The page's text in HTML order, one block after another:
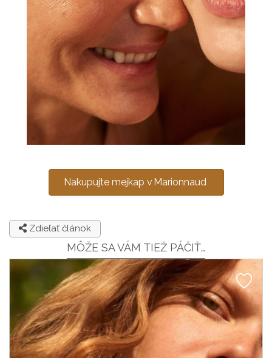
Nakupujte mejkap v Marionnaud
Zdieľať článok
MÔŽE SA VÁM TIEŽ PÁČIŤ…